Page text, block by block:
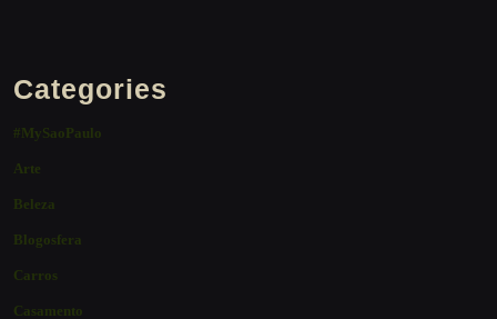
Categories
#MySaoPaulo
Arte
Beleza
Blogosfera
Carros
Casamento